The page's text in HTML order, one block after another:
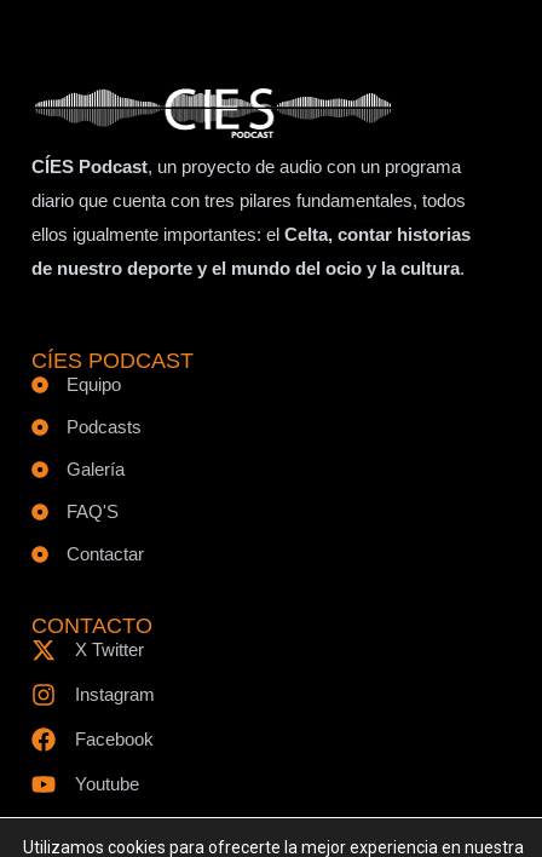
CÍES Podcast, un proyecto de audio con un programa
diario que cuenta con tres pilares fundamentales, todos
ellos igualmente importantes: el Celta, contar historias
de nuestro deporte y el mundo del ocio y la cultura.
CÍES PODCAST
Equipo
Podcasts
Galería
FAQ'S
Contactar
CONTACTO
X Twitter
Instagram
Facebook
Youtube
Utilizamos cookies para ofrecerte la mejor experiencia en nuestra